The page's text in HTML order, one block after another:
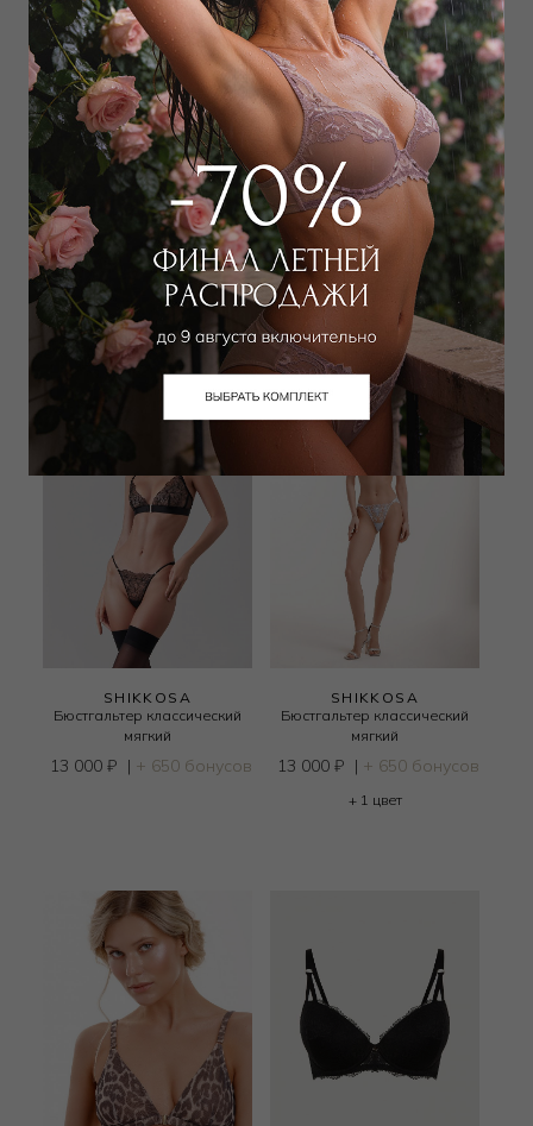
WILD ORCHID
Бюстгальтер классический
push-up
6 300 10 000₽
SHIKKOSA
Бюстгальтер классический
мягкий
12 000₽ |+ 600 бонусов
SHIKKOSA
Бюстгальтер классический
мягкий
13 000 ₽ | + 650 бонусов
SHIKKOSA
Бюстгальтер классический
мягкий
13 000 ₽ | + 650 бонусов
+ 1 цвет